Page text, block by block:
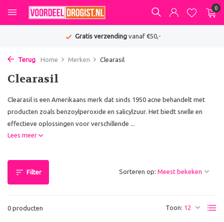
0
Gratis verzendingvanaf €50,-
Terug Home Merken Clearasil
Clearasil
Clearasil is een Amerikaans merk dat sinds 1950 acne behandelt met
producten zoals benzoylperoxide en salicylzuur. Het biedt snelle en
effectieve oplossingen voor verschillende ...
Lees meer
Filter
0 producten Toon:
Sorteren op: